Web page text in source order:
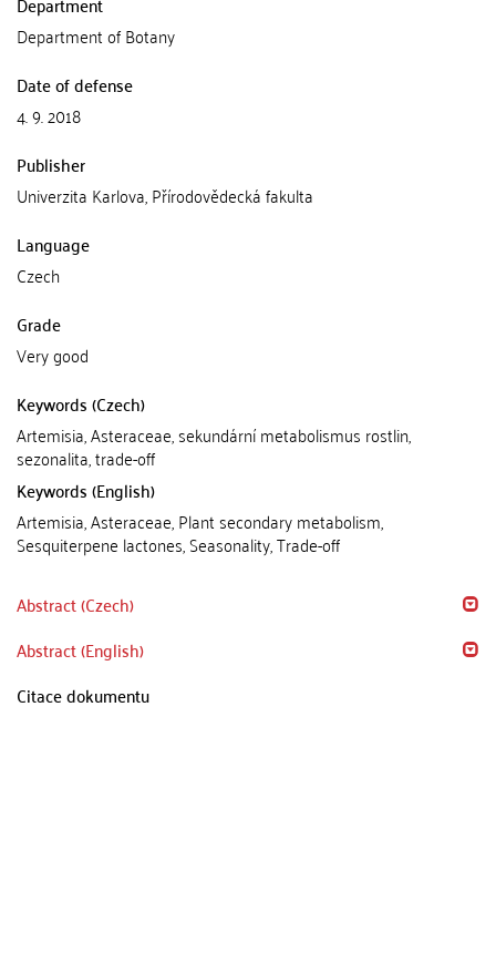
Department of Botany
Date of defense
4. 9. 2018
Publisher
Univerzita Karlova, Přírodovědecká fakulta
Language
Czech
Grade
Very good
Keywords (Czech)
Artemisia, Asteraceae, sekundární metabolismus rostlin,
sezonalita, trade-off
Keywords (English)
Artemisia, Asteraceae, Plant secondary metabolism,
Sesquiterpene lactones, Seasonality, Trade-off
Abstract (Czech)
Abstract (English)
Citace dokumentu